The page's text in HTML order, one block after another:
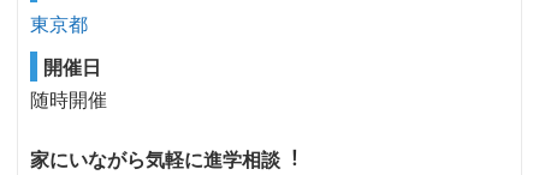
東京都
開催日
随時開催
家にいながら気軽に進学相談︕